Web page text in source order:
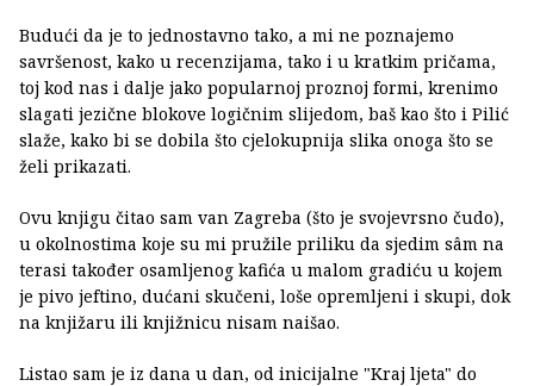
Budući da je to jednostavno tako, a mi ne poznajemo
savršenost, kako u recenzijama, tako i u kratkim pričama,
toj kod nas i dalje jako popularnoj proznoj formi, krenimo
slagati jezične blokove logičnim slijedom, baš kao što i Pilić
slaže, kako bi se dobila što cjelokupnija slika onoga što se
želi prikazati.
Ovu knjigu čitao sam van Zagreba (što je svojevrsno čudo),
u okolnostima koje su mi pružile priliku da sjedim sâm na
terasi također osamljenog kafića u malom gradiću u kojem
je pivo jeftino, dućani skučeni, loše opremljeni i skupi, dok
na knjižaru ili knjižnicu nisam naišao.
Listao sam je iz dana u dan, od inicijalne "Kraj ljeta" do